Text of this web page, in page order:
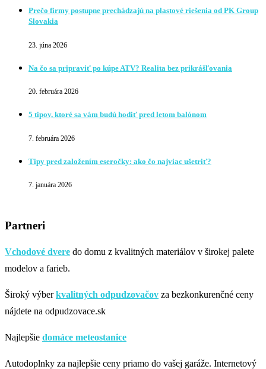
Prečo firmy postupne prechádzajú na plastové riešenia od PK Group
Slovakia
23. júna 2026
Na čo sa pripraviť po kúpe ATV? Realita bez prikrášľovania
20. februára 2026
5 tipov, ktoré sa vám budú hodiť pred letom balónom
7. februára 2026
Tipy pred založením eseročky: ako čo najviac ušetriť?
7. januára 2026
Partneri
Vchodové dvere do domu z kvalitných materiálov v širokej palete
modelov a farieb.
Široký výberkvalitných odpudzovačov za bezkonkurenčné ceny
nájdete na odpudzovace.sk
Najlepšie domáce meteostanice
Autodoplnky za najlepšie ceny priamo do vašej garáže. Internetový